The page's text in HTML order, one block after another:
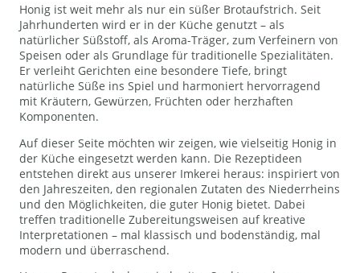
Honig ist weit mehr als nur ein süßer Brotaufstrich. Seit
Jahrhunderten wird er in der Küche genutzt – als
natürlicher Süßstoff, als Aroma-Träger, zum Verfeinern von
Speisen oder als Grundlage für traditionelle Spezialitäten.
Er verleiht Gerichten eine besondere Tiefe, bringt
natürliche Süße ins Spiel und harmoniert hervorragend
mit Kräutern, Gewürzen, Früchten oder herzhaften
Komponenten.
Auf dieser Seite möchten wir zeigen, wie vielseitig Honig in
der Küche eingesetzt werden kann. Die Rezeptideen
entstehen direkt aus unserer Imkerei heraus: inspiriert von
den Jahreszeiten, den regionalen Zutaten des Niederrheins
und den Möglichkeiten, die guter Honig bietet. Dabei
treffen traditionelle Zubereitungsweisen auf kreative
Interpretationen – mal klassisch und bodenständig, mal
modern und überraschend.